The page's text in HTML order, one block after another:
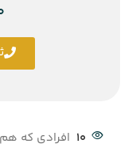
10 افرادی که